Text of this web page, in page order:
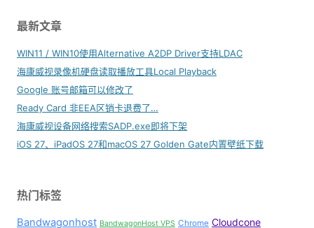
最新文章
WIN11 / WIN10使用Alternative A2DP Driver支持LDAC
海康威视录像机硬盘读取播放工具Local Playback
Google 账号邮箱可以修改了
Ready Card 非EEA区销卡退费了…
海康威视设备网络搜索SADP.exe即将下架
iOS 27、iPadOS 27和macOS 27 Golden Gate内置壁纸下载
热门标签
Bandwagonhost BandwagonHost VPS Chrome Cloudcone